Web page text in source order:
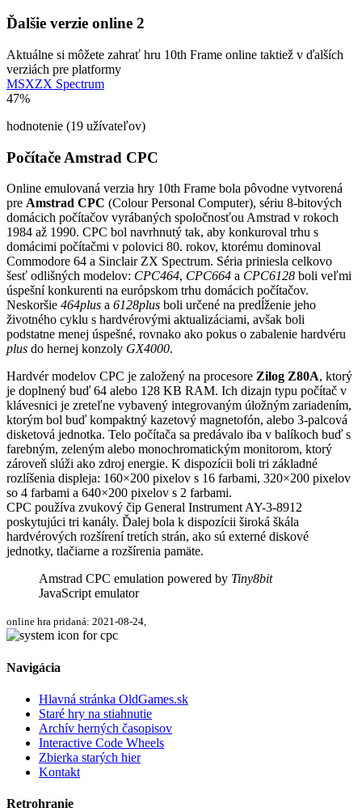
Ďalšie verzie online 2
Aktuálne si môžete zahrať hru 10th Frame online taktiež v ďalších
verziách pre platformy
MSXZX Spectrum
47%
hodnotenie (19 užívateľov)
Počítače Amstrad CPC
Online emulovaná verzia hry 10th Frame bola pôvodne vytvorená
pre Amstrad CPC (Colour Personal Computer), sériu 8-bitových
domácich počítačov vyrábaných spoločnosťou Amstrad v rokoch
1984 až 1990. CPC bol navrhnutý tak, aby konkuroval trhu s
domácimi počítačmi v polovici 80. rokov, ktorému dominoval
Commodore 64 a Sinclair ZX Spectrum. Séria priniesla celkovo
šesť odlišných modelov: CPC464, CPC664 a CPC6128 boli veľmi
úspešní konkurenti na európskom trhu domácich počítačov.
Neskoršie 464plus a 6128plus boli určené na predĺženie jeho
životného cyklu s hardvérovými aktualizáciami, avšak boli
podstatne menej úspešné, rovnako ako pokus o zabalenie hardvéru
plus do hernej konzoly GX4000.
Hardvér modelov CPC je založený na procesore Zilog Z80A, ktorý
je doplnený buď 64 alebo 128 KB RAM. Ich dizajn typu počítač v
klávesnici je zreteľne vybavený integrovaným úložným zariadením,
ktorým bol buď kompaktný kazetový magnetofón, alebo 3-palcová
disketová jednotka. Telo počítača sa predávalo iba v balíkoch buď s
farebným, zeleným alebo monochromatickým monitorom, ktorý
zároveň slúži ako zdroj energie. K dispozícii boli tri základné
rozlíšenia displeja: 160×200 pixelov s 16 farbami, 320×200 pixelov
so 4 farbami a 640×200 pixelov s 2 farbami.
CPC používa zvukový čip General Instrument AY-3-8912
poskytujúci tri kanály. Ďalej bola k dispozícii široká škála
hardvérových rozšírení tretích strán, ako sú externé diskové
jednotky, tlačiarne a rozšírenia pamäte.
Amstrad CPC emulation powered by Tiny8bit
JavaScript emulator
online hra pridaná: 2021-08-24,
Navigácia
Hlavná stránka OldGames.sk
Staré hry na stiahnutie
Archív herných časopisov
Interactive Code Wheels
Zbierka starých hier
Kontakt
Retrohranie